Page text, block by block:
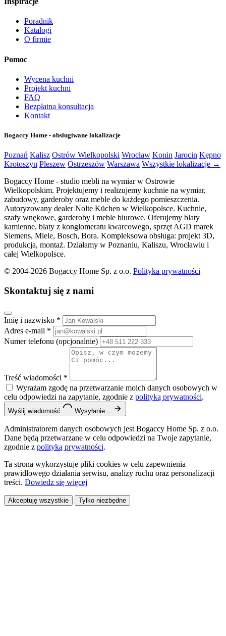
Poradnik
Katalogi
O firmie
Pomoc
Wycena kuchni
Projekt kuchni
FAQ
Bezpłatna konsultacja
Kontakt
Bogaccy Home - obsługiwane lokalizacje
Poznań Kalisz Ostrów Wielkopolski Wrocław Konin Jarocin Kępno
Krotoszyn Pleszew Ostrzeszów Warszawa Wszystkie lokalizacje →
Bogaccy Home - studio mebli na wymiar w Ostrowie
Wielkopolskim. Projektujemy i realizujemy kuchnie na wymiar,
zabudowy, garderoby oraz meble do każdego pomieszczenia.
Autoryzowany dealer Nolte Küchen w Wielkopolsce. Kuchnie,
szafy wnękowe, garderoby i meble biurowe. Oferujemy blaty
kamienne, blaty z konglomeratu kwarcowego, sprzęt AGD marek
Siemens, Miele, Bosch, Bora. Kompleksowa obsługa: projekt 3D,
produkcja, montaż. Działamy w Poznaniu, Kaliszu, Wrocławiu i
całej Wielkopolsce.
© 2004-2026 Bogaccy Home Sp. z o.o. Polityka prywatności
Skontaktuj się z nami
Imię i nazwisko *
Adres e-mail *
Numer telefonu (opcjonalnie)
Treść wiadomości *
Wyrażam zgodę na przetwarzanie moich danych osobowych w
celu odpowiedzi na zapytanie, zgodnie z polityką prywatności.
Wyślij wiadomość Wysyłanie...
Administratorem danych osobowych jest Bogaccy Home Sp. z o.o.
Dane będą przetwarzane w celu odpowiedzi na Twoje zapytanie,
zgodnie z polityką prywatności.
Ta strona wykorzystuje pliki cookies w celu zapewnienia
prawidłowego działania serwisu, analizy ruchu oraz personalizacji
treści. Dowiedz się więcej
Akceptuję wszystkie Tylko niezbędne